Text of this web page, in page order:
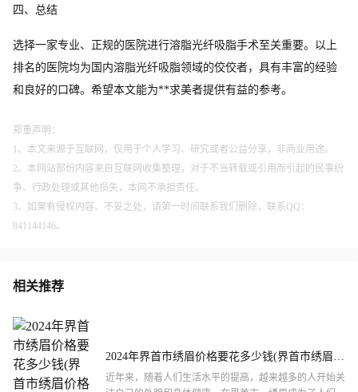
四、总结
选择一家专业、正规的医院进行溶脂光纤吸脂手术至关重要。以上
排名的医院均为国内溶脂光纤吸脂领域的佼佼者，具有丰富的经验
和良好的口碑。希望本文能为**求美者提供有益的参考。
郑重声明：
1、本文来源于互联网，仅用于个人学习、研究或者公益分享，非商业用途。
2、本网站部份内容来自互联网收集整理，对于不当转载或引用而引起的民事纷
争、行政处理或其他损失，本网不承担责任。
3、如果有侵权内容、不妥之处，请第一时间联系我们删除，联系QQ：
841144146。
相关推荐
2024年界首市绣眉价格要花多少钱(界首市绣眉价
格约600~3000元/次)
近年来，随着人们生活水平的提高，越来越多的人开始关